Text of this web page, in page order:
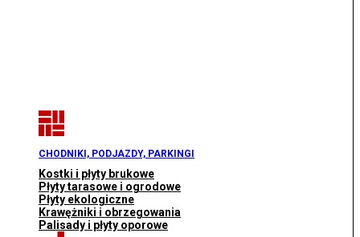
CHODNIKI, PODJAZDY, PARKINGI
Kostki i płyty brukowe
Płyty tarasowe i ogrodowe
Płyty ekologiczne
Krawężniki i obrzegowania
Palisady i płyty oporowe